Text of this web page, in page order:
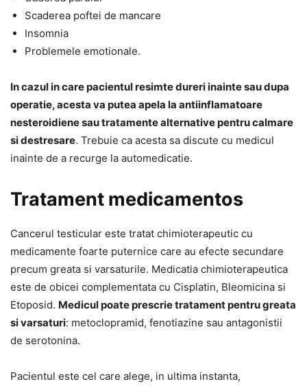
Scaderea poftei de mancare
Insomnia
Problemele emotionale.
In cazul in care pacientul resimte dureri inainte sau dupa
operatie, acesta va putea apela la antiinflamatoare
nesteroidiene sau tratamente alternative pentru calmare
si destresare. Trebuie ca acesta sa discute cu medicul
inainte de a recurge la automedicatie.
Tratament medicamentos
Cancerul testicular este tratat chimioterapeutic cu
medicamente foarte puternice care au efecte secundare
precum greata si varsaturile. Medicatia chimioterapeutica
este de obicei complementata cu Cisplatin, Bleomicina si
Etoposid. Medicul poate prescrie tratament pentru greata
si varsaturi: metoclopramid, fenotiazine sau antagonistii
de serotonina.
Pacientul este cel care alege, in ultima instanta,